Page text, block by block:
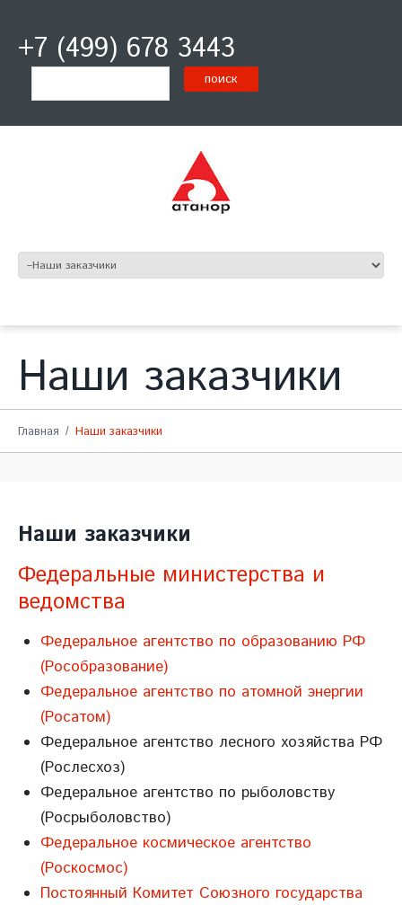
+7 (499) 678 3443
Наши заказчики
Главная Наши заказчики
Наши заказчики
Федеральные министерства и
ведомства
Федеральное агентство по образованию РФ
(Рособразование)
Федеральное агентство по атомной энергии
(Росатом)
Федеральное агентство лесного хозяйства РФ
(Рослесхоз)
Федеральное агентство по рыболовству
(Росрыболовство)
Федеральное космическое агентство
(Роскосмос)
Постоянный Комитет Союзного государства